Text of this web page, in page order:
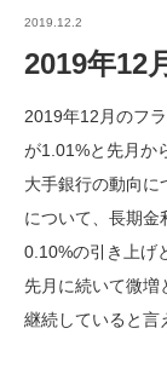
2019.12.2
2019年12
2019年12月のフ
が1.01%と先月か
大手銀行の動向に
について、長期金
0.10%の引き上げ
先月に続いて微増
継続していると言